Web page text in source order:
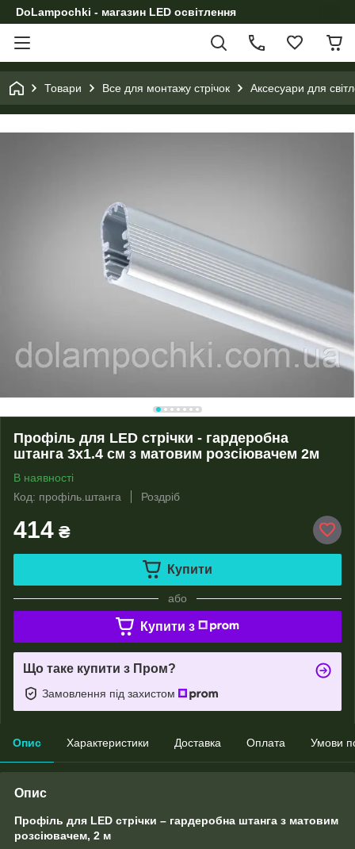
DoLampochki - магазин LED освітлення
Товари Все для монтажу стрічок Аксесуари для
Профіль для LED стрічки - гардеробна
штанга 3х1.4 см з матовим розсіювачем 2м
В наявності
Код: профіль.штанга
Роздріб
414 ₴
Купити
або
Купити з
Що таке купити з Пром?
Замовлення під захистом
Опис Характеристики Доставка Оплата Умови
Опис
Профіль для LED стрічки – гардеробна штанга з матовим
розсіювачем, 2 м